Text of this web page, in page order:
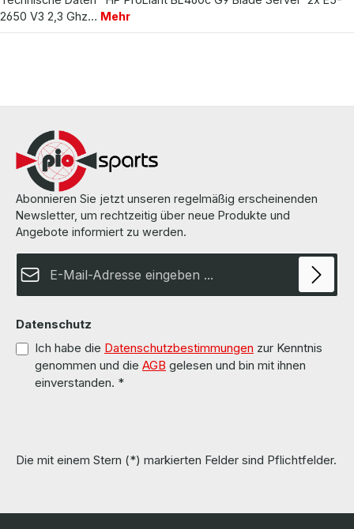
2650 V3 2,3 Ghz… Mehr
Abonnieren Sie jetzt unseren regelmäßig erscheinenden
Newsletter, um rechtzeitig über neue Produkte und
Angebote informiert zu werden.
Datenschutz
Ich habe die Datenschutzbestimmungen zur Kenntnis
genommen und die AGB gelesen und bin mit ihnen
einverstanden. *
Die mit einem Stern (*) markierten Felder sind Pflichtfelder.